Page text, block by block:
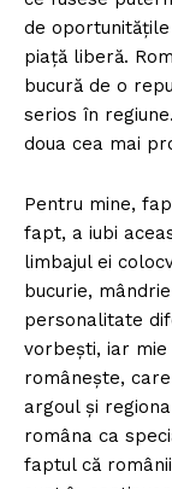
de
piață liberă.
bucură de o
serios în
doua cea mai
Pentru mine,
fapt, a iubi
limbajul ei
bucurie,
personalitate
vorbești, iar
românește,
argoul și
româna ca
faptul că